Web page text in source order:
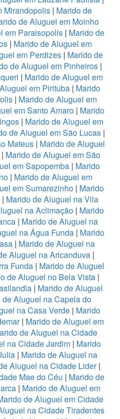
Mirandopolis| Marido de
de Aluguel em Moinho
em Paraisopolis| Marido de
| Marido de Aluguel em
em Perdizes| Marido de
de Aluguel em Pinheiros|
| Marido de Aluguel em
em Pirituba| Marido
| Marido de Aluguel em
em Santo Amaro | Marido
| Marido de Aluguel em
de Aluguel em São Lucas|
Mateus | Marido de Aluguel
| Marido de Aluguel em São
em Sapopemba | Marido
| Marido de Aluguel em
em Sumarezinho | Marido
| Marido de Aluguel na Vila
na Aclimação | Marido
| Marido de Aluguel na
na Água Funda| Marido
| Marido de Aluguel na
Aluguel na Aricanduva|
Funda | Marido de Aluguel
de Aluguel no Bela Vista |
| Marido de Aluguel
de Aluguel na Capela do
na Casa Verde| Marido
| Marido de Aluguel em
de Aluguel na Cidade
na Cidade Jardim | Marido
| Marido de Aluguel na
Aluguel na Cidade Lider|
Mae do Céu | Marido de
| Marido de Aluguel em
de Aluguel em Cidade
na Cidade Tiradentes